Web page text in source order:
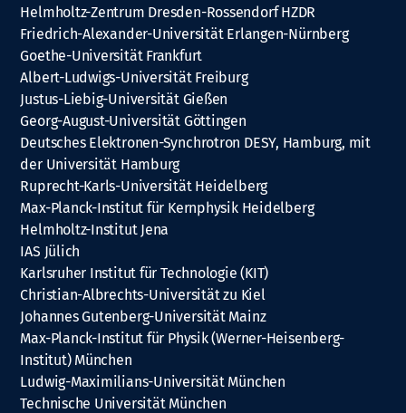
Helmholtz-Zentrum Dresden-Rossendorf HZDR
Friedrich-Alexander-Universität Erlangen-Nürnberg
Goethe-Universität Frankfurt
Albert-Ludwigs-Universität Freiburg
Justus-Liebig-Universität Gießen
Georg-August-Universität Göttingen
Deutsches Elektronen-Synchrotron DESY, Hamburg, mit
der Universität Hamburg
Ruprecht-Karls-Universität Heidelberg
Max-Planck-Institut für Kernphysik Heidelberg
Helmholtz-Institut Jena
IAS Jülich
Karlsruher Institut für Technologie (KIT)
Christian-Albrechts-Universität zu Kiel
Johannes Gutenberg-Universität Mainz
Max-Planck-Institut für Physik (Werner-Heisenberg-
Institut) München
Ludwig-Maximilians-Universität München
Technische Universität München